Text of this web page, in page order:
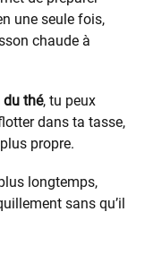
une seule fois,
chaude à
du thé, tu peux
dans ta tasse,
propre.
longtemps,
sans qu’il